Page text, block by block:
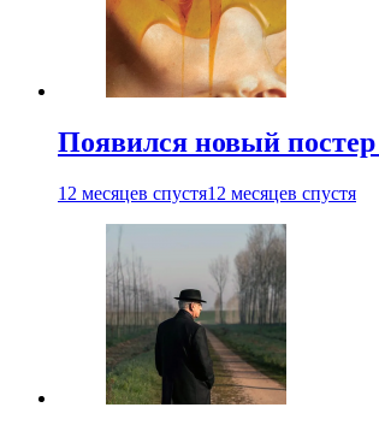
Появился новый
12 месяцев спустя12 месяцев спустя